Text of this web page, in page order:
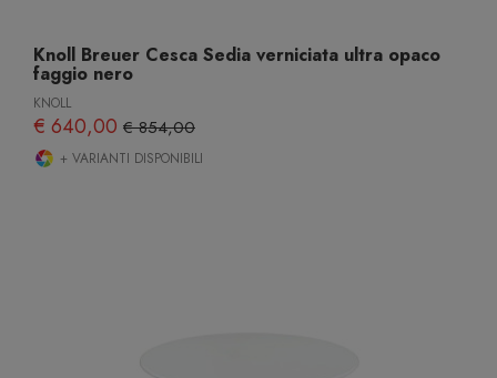
Knoll Breuer Cesca Sedia verniciata ultra opaco
faggio nero
KNOLL
€ 640,00 € 854,00
+ VARIANTI DISPONIBILI